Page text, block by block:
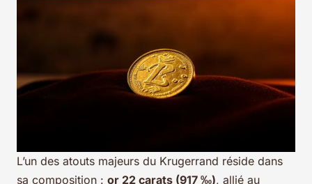
L’un des atouts majeurs du Krugerrand réside dans
sa composition : or 22 carats (917 ‰), allié au